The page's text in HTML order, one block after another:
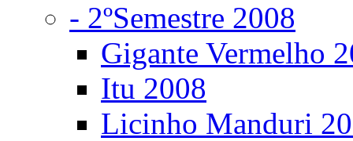
- 2ºSemestre 2008
Gigante Vermelho
Itu 2008
Licinho Manduri